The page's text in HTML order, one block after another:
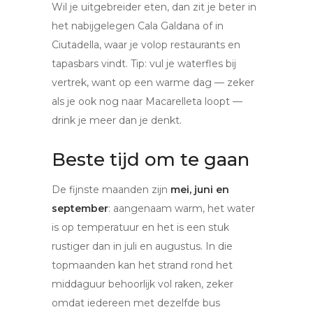
Wil je uitgebreider eten, dan zit je beter in
het nabijgelegen Cala Galdana of in
Ciutadella, waar je volop restaurants en
tapasbars vindt. Tip: vul je waterfles bij
vertrek, want op een warme dag — zeker
als je ook nog naar Macarelleta loopt —
drink je meer dan je denkt.
Beste tijd om te gaan
De fijnste maanden zijn mei, juni en
september: aangenaam warm, het water
is op temperatuur en het is een stuk
rustiger dan in juli en augustus. In die
topmaanden kan het strand rond het
middaguur behoorlijk vol raken, zeker
omdat iedereen met dezelfde bus